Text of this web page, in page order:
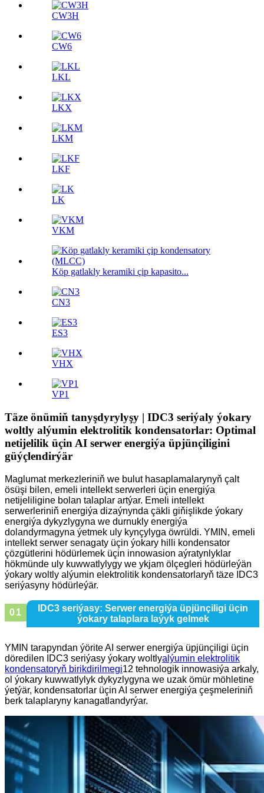
CW3H
CW6
LKL
LKX
LKM
LKF
LK
VKM
Köp gatlakly keramiki çip kapasito...
CN3
ES3
VHX
VP1
Täze önümiň tanyşdyrylyşy | IDC3 seriýaly ýokary
woltly alýumin elektrolitik kondensatorlar: Optimal
netijelilik üçin AI serwer energiýa üpjünçiligini
güýçlendirýär
Maglumat merkezleriniň we bulut hasaplamalarynyň çalt
ösüşi bilen, emeli intellekt serwerleri üçin energiýa
netijeliligine bolan talaplar artýar. Emeli intellekt
serwerleriniň energiýa dizaýnynda çäkli giňişlikde ýokary
energiýa dykyzlygyna we durnukly energiýa
dolandyrmagyna ýetmek uly kynçylyga öwrüldi. YMIN, emeli
intellekt serwer senagaty üçin ýokary hilli kondensator
çözgütlerini hödürlemek üçin innowasion aýratynlyklar
hökmünde uly kuwwatlylygy we ykjam ölçegleri hödürleýän
ýokary woltly alýumin elektrolitik kondensatorlaryň täze IDC3
seriýasyny hödürleýär.
01
IDC3 seriýasy: Serwer energiýa üpjünçiligi üçin
ýokary talaplara laýyk gelmek
YMIN tarapyndan ýörite AI serwer energiýa üpjünçiligi üçin
döredilen IDC3 seriýasy ýokary woltlyalýumin elektrolitik
kondensatoryň birikdirilmegi12 tehnologik innowasiýa arkaly,
ol ýokary kuwwatlylyk dykyzlygyna we uzak ömür möhletine
ýetýär, kondensatorlar üçin AI serwer energiýa çeşmeleriniň
berk talaplaryny kanagatlandyrýar.